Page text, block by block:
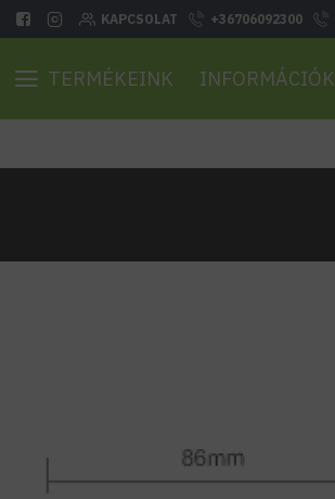
KAPCSOLAT +36706092300
TERMÉKEINK INFORMÁCIÓK